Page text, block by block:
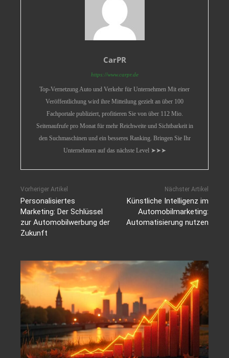
CarPR
https://www.carpr.de
Top-Vernetzung Auto und Verkehr für Unternehmen Mit einer
Veröffentlichung wird ihre Mitteilung gezielt an über 100
Fachportale publiziert, profitieren Sie von über 112 Mio.
Seitenaufrufe pro Monat für mehr Reichweite und Sichtbarkeit in
den Suchmaschinen und ein besseres Ranking. Bringen Sie Ihr
Unternehmen auf das nächste Level ➤➤➤
Vorheriger Artikel
Personalisiertes
Marketing: Der Schlüssel
zur Automobilwerbung der
Zukunft
Nächster Artikel
Künstliche Intelligenz im
Automobilmarketing:
Automatisierung nutzen